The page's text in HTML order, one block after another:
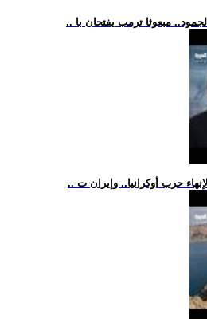
مبعوثا ترمب يفتحان با
حرب أوكرانيا.. وإيران ت